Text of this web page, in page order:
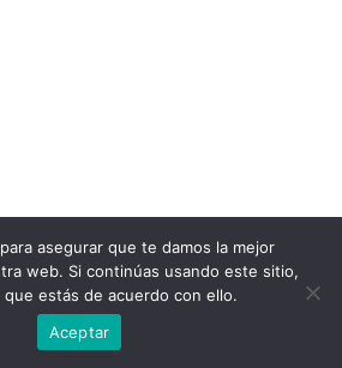
asegurar que te damos la mejor
web. Si continúas usando este sitio,
que estás de acuerdo con ello.
Aceptar